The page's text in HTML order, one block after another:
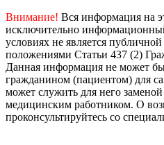
Внимание! Вся информация на
исключительно
условиях не является
положениями Статьи 437 (2)
Данная информация не может
гражданином (пациентом) для
может служить для него
медицинским работником. О
проконсультируйтесь со